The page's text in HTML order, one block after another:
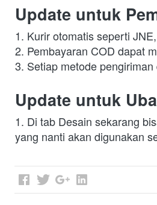
Update untuk
1. Kurir otomatis seperti
2. Pembayaran COD dapat
3. Setiap metode
Update untuk
1. Di tab Desain sekarang
yang nanti akan digunakan